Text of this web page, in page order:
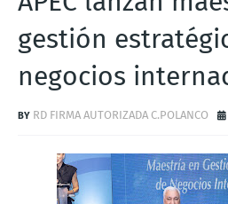
gestión
negocios
RD FIRMA AUTORIZADA C.POLANCO